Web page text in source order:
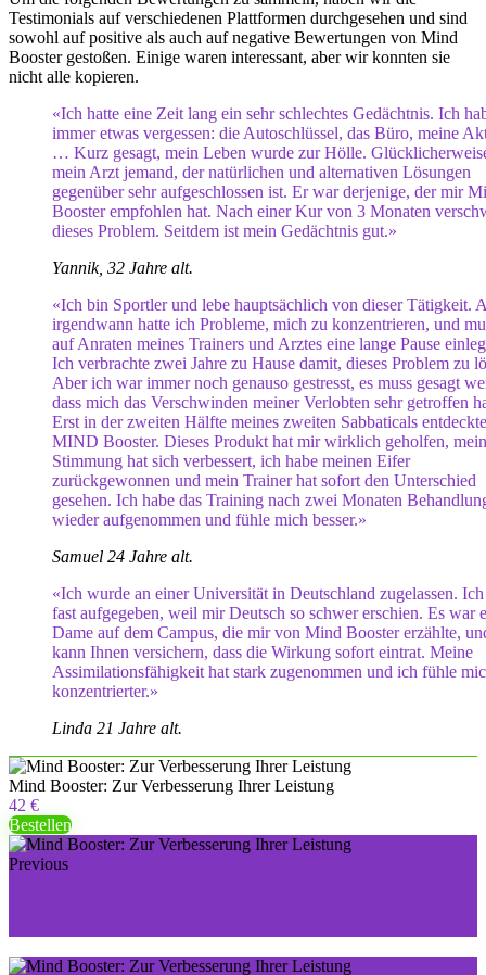
Testimonials auf verschiedenen Plattformen durchgesehen und sind
sowohl auf positive als auch auf negative Bewertungen von Mind
Booster gestoßen. Einige waren interessant, aber wir konnten sie
nicht alle kopieren.
«Ich hatte eine Zeit lang ein sehr schlechtes Gedächtnis. Ich
immer etwas vergessen: die Autoschlüssel, das Büro, meine
… Kurz gesagt, mein Leben wurde zur Hölle.
mein Arzt jemand, der natürlichen und alternativen Lösungen
gegenüber sehr aufgeschlossen ist. Er war derjenige, der mir
Booster empfohlen hat. Nach einer Kur von 3 Monaten
dieses Problem. Seitdem ist mein Gedächtnis gut.»
Yannik, 32 Jahre alt.
«Ich bin Sportler und lebe hauptsächlich von dieser Tätigkeit.
irgendwann hatte ich Probleme, mich zu konzentrieren, und
auf Anraten meines Trainers und Arztes eine lange Pause
Ich verbrachte zwei Jahre zu Hause damit, dieses Problem zu
Aber ich war immer noch genauso gestresst, es muss gesagt
dass mich das Verschwinden meiner Verlobten sehr getroffen
Erst in der zweiten Hälfte meines zweiten Sabbaticals
MIND Booster. Dieses Produkt hat mir wirklich geholfen,
Stimmung hat sich verbessert, ich habe meinen Eifer
zurückgewonnen und mein Trainer hat sofort den Unterschied
gesehen. Ich habe das Training nach zwei Monaten
wieder aufgenommen und fühle mich besser.»
Samuel 24 Jahre alt.
«Ich wurde an einer Universität in Deutschland zugelassen. Ich
fast aufgegeben, weil mir Deutsch so schwer erschien. Es war
Dame auf dem Campus, die mir von Mind Booster erzählte,
kann Ihnen versichern, dass die Wirkung sofort eintrat. Meine
Assimilationsfähigkeit hat stark zugenommen und ich fühle
konzentrierter.»
Linda 21 Jahre alt.
Mind Booster: Zur Verbesserung Ihrer Leistung
42 €
Bestellen
Previous